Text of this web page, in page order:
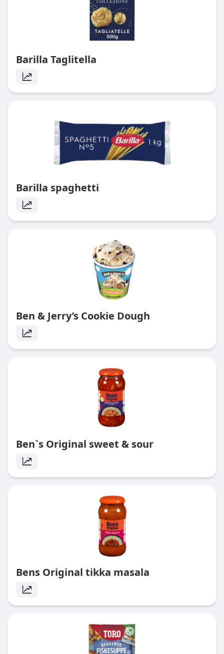
Barilla Taglitella
Barilla spaghetti
Ben & Jerry’s Cookie Dough
Ben`s Original sweet & sour
Bens Original tikka masala